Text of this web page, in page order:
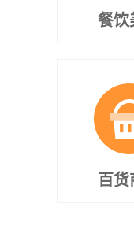
餐饮
百货